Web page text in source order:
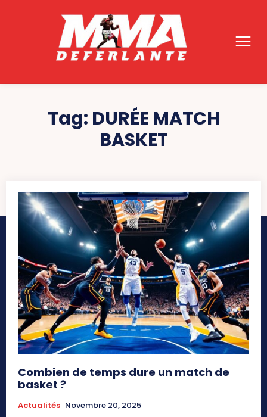
Tag: DURÉE MATCH
BASKET
Combien de temps dure un match de
basket ?
Actualités Novembre 20, 2025